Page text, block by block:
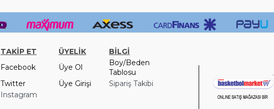
TAKİP ET ÜYELİK
BİLGİ
Facebook Üye Ol
Boy/Beden
Tablosu
Twitter Üye Girişi
Sipariş Takibi
Instagram